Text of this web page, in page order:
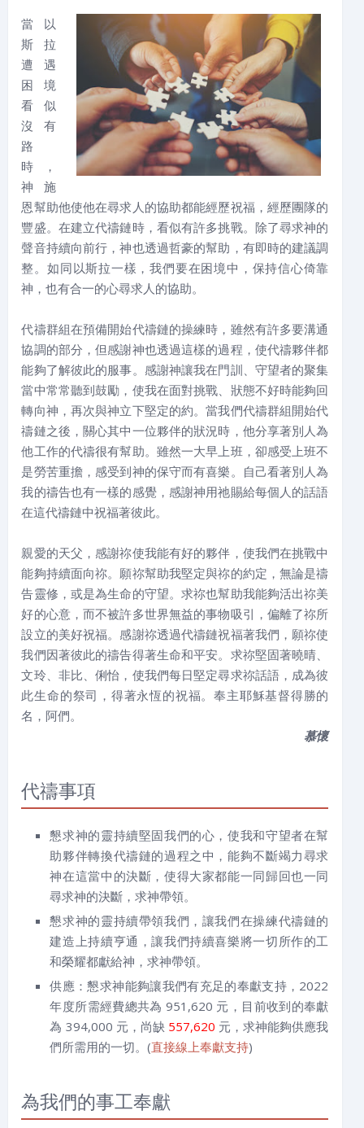
當以
斯拉
遭遇
困境
看似
沒有
路
時，
神施
恩幫助他使他在尋求人的協助都能經歷祝福，經歷團隊的
豐盛。在建立代禱鏈時，看似有許多挑戰。除了尋求神的
聲音持續向前行，神也透過哲豪的幫助，有即時的建議調
整。如同以斯拉一樣，我們要在困境中，保持信心倚靠
神，也有合一的心尋求人的協助。
代禱群組在預備開始代禱鏈的操練時，雖然有許多要溝通
協調的部分，但感謝神也透過這樣的過程，使代禱夥伴都
能夠了解彼此的服事。感謝神讓我在門訓、守望者的聚集
當中常常聽到鼓勵，使我在面對挑戰、狀態不好時能夠回
轉向神，再次與神立下堅定的約。當我們代禱群組開始代
禱鏈之後，關心其中一位夥伴的狀況時，他分享著別人為
他工作的代禱很有幫助。雖然一大早上班，卻感受上班不
是勞苦重擔，感受到神的保守而有喜樂。自己看著別人為
我的禱告也有一樣的感覺，感謝神用祂賜給每個人的話語
在這代禱鏈中祝福著彼此。
親愛的天父，感謝祢使我能有好的夥伴，使我們在挑戰中
能夠持續面向祢。願祢幫助我堅定與祢的約定，無論是禱
告靈修，或是為生命的守望。求祢也幫助我能夠活出祢美
好的心意，而不被許多世界無益的事物吸引，偏離了祢所
設立的美好祝福。感謝祢透過代禱鏈祝福著我們，願祢使
我們因著彼此的禱告得著生命和平安。求祢堅固著曉晴、
文玲、非比、俐怡，使我們每日堅定尋求祢話語，成為彼
此生命的祭司，得著永恆的祝福。奉主耶穌基督得勝的
名，阿們。
慕懷
代禱事項
懇求神的靈持續堅固我們的心，使我和守望者在幫
助夥伴轉換代禱鏈的過程之中，能夠不斷竭力尋求
神在這當中的決斷，使得大家都能一同歸回也一同
尋求神的決斷，求神帶領。
懇求神的靈持續帶領我們，讓我們在操練代禱鏈的
建造上持續亨通，讓我們持續喜樂將一切所作的工
和榮耀都獻給神，求神帶領。
供應：懇求神能夠讓我們有充足的奉獻支持，2022
年度所需經費總共為 951,620 元，目前收到的奉獻
為 394,000 元，尚缺557,620 元，求神能夠供應我
們所需用的一切。(直接線上奉獻支持)
為我們的事工奉獻